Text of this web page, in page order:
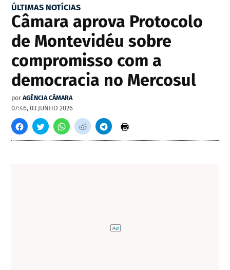
ÚLTIMAS NOTÍCIAS
Câmara aprova Protocolo
de Montevidéu sobre
compromisso com a
democracia no Mercosul
por AGÊNCIA CÂMARA
07:46, 03 JUNHO 2026